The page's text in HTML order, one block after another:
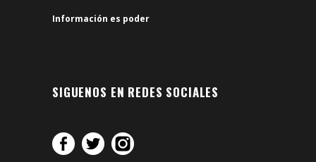
Información es poder
SIGUENOS EN REDES SOCIALES